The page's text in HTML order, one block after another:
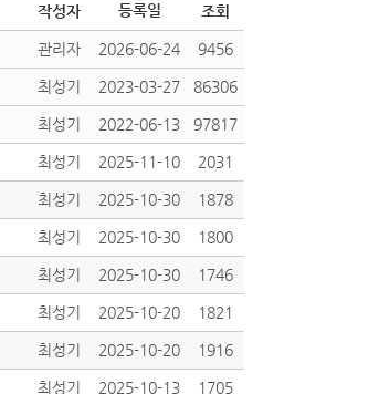
작성자 등록일 조회
관리자 2026-06-24 9456
최성기 2023-03-27 86306
최성기 2022-06-13 97817
최성기 2025-11-10 2031
최성기 2025-10-30 1878
최성기 2025-10-30 1800
최성기 2025-10-30 1746
최성기 2025-10-20 1821
최성기 2025-10-20 1916
최성기 2025-10-13 1705